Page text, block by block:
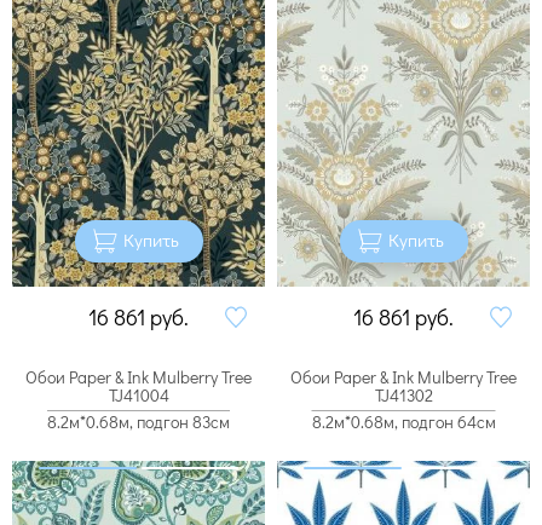
Купить
16 861 руб.
Купить
16 861 руб.
Обои Paper & Ink Mulberry Tree
TJ41004
8.2м*0.68м, подгон 83см
Обои Paper & Ink Mulberry Tree
TJ41302
8.2м*0.68м, подгон 64см